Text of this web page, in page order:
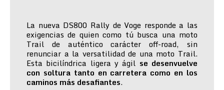
La nueva DS800 Rally de Voge responde a las
exigencias de quien como tú busca una moto
Trail de auténtico carácter off-road, sin
renunciar a la versatilidad de una moto Trail.
Esta bicilíndrica ligera y ágil se desenvuelve
con soltura tanto en carretera como en los
caminos más desafiantes.